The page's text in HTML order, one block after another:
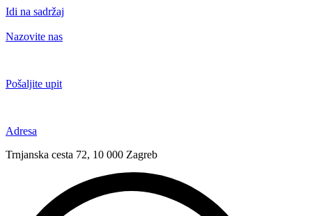
Idi na sadržaj
Nazovite nas
Pošaljite upit
Adresa
Trnjanska cesta 72, 10 000 Zagreb